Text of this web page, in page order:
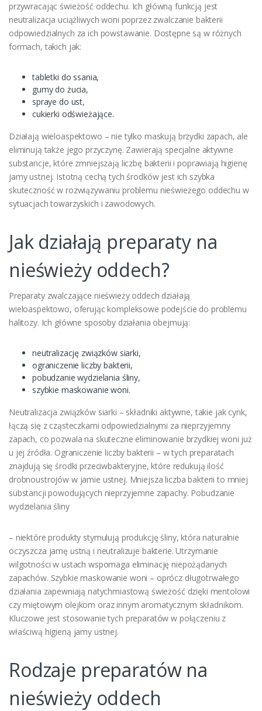
przywracając świeżość oddechu. Ich główną funkcją jest
neutralizacja uciążliwych woni poprzez zwalczanie bakterii
odpowiedzialnych za ich powstawanie. Dostępne są w różnych
formach, takich jak:
tabletki do ssania,
gumy do żucia,
spraye do ust,
cukierki odświeżające.
Działają wieloaspektowo – nie tylko maskują brzydki zapach, ale
eliminują także jego przyczynę. Zawierają specjalne aktywne
substancje, które zmniejszają liczbę bakterii i poprawiają higienę
jamy ustnej. Istotną cechą tych środków jest ich szybka
skuteczność w rozwiązywaniu problemu nieświeżego oddechu w
sytuacjach towarzyskich i zawodowych.
Jak działają preparaty na
nieświeży oddech?
Preparaty zwalczające nieświeży oddech działają
wieloaspektowo, oferując kompleksowe podejście do problemu
halitozy. Ich główne sposoby działania obejmują:
neutralizację związków siarki,
ograniczenie liczby bakterii,
pobudzanie wydzielania śliny,
szybkie maskowanie woni.
Neutralizacja związków siarki – składniki aktywne, takie jak cynk,
łączą się z cząsteczkami odpowiedzialnymi za nieprzyjemny
zapach, co pozwala na skuteczne eliminowanie brzydkiej woni już
u jej źródła. Ograniczenie liczby bakterii – w tych preparatach
znajdują się środki przeciwbakteryjne, które redukują ilość
drobnoustrojów w jamie ustnej. Mniejsza liczba bakterii to mniej
substancji powodujących nieprzyjemne zapachy. Pobudzanie
wydzielania śliny
– niektóre produkty stymulują produkcję śliny, która naturalnie
oczyszcza jamę ustną i neutralizuje bakterie. Utrzymanie
wilgotności w ustach wspomaga eliminację niepożądanych
zapachów. Szybkie maskowanie woni – oprócz długotrwałego
działania zapewniają natychmiastową świeżość dzięki mentolowi
czy miętowym olejkom oraz innym aromatycznym składnikom.
Kluczowe jest stosowanie tych preparatów w połączeniu z
właściwą higieną jamy ustnej.
Rodzaje preparatów na
nieświeży oddech